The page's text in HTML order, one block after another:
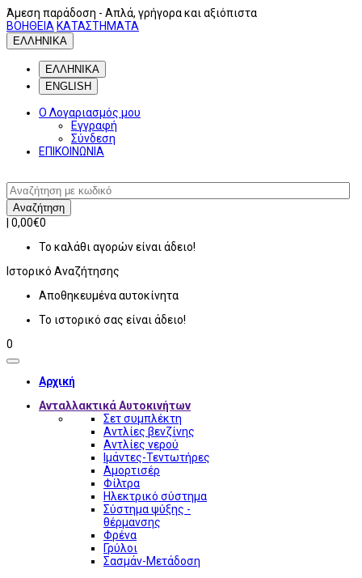
Άμεση παράδοση - Απλά, γρήγορα και αξιόπιστα
ΒΟΗΘΕΙΑ ΚΑΤΑΣΤΗΜΑΤΑ
ΕΛΛΗΝΙΚΑ
ΕΛΛΗΝΙΚΑ
ENGLISH
Ο Λογαριασμός μου
Εγγραφή
Σύνδεση
ΕΠΙΚΟΙΝΩΝΙΑ
Αναζήτηση
0,00€0
Το καλάθι αγορών είναι άδειο!
Ιστορικό Αναζήτησης
Αποθηκευμένα αυτοκίνητα
Το ιστορικό σας είναι άδειο!
0
Αρχική
Ανταλλακτικά Αυτοκινήτων
Σετ συμπλέκτη
Αντλίες βενζίνης
Αντλίες νερού
Ιμάντες-Τεντωτήρες
Αμορτισέρ
Φίλτρα
Ηλεκτρικό σύστημα
Σύστημα ψύξης -
θέρμανσης
Φρένα
Γρύλοι
Σασμάν-Μετάδοση